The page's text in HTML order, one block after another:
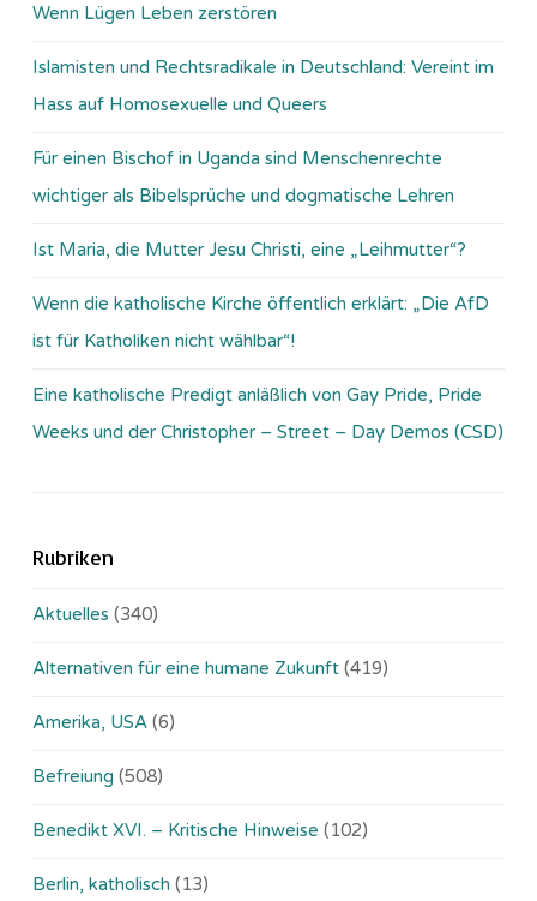
Wenn Lügen Leben zerstören
Islamisten und Rechtsradikale in Deutschland: Vereint im
Hass auf Homosexuelle und Queers
Für einen Bischof in Uganda sind Menschenrechte
wichtiger als Bibelsprüche und dogmatische Lehren
Ist Maria, die Mutter Jesu Christi, eine „Leihmutter“?
Wenn die katholische Kirche öffentlich erklärt: „Die AfD
ist für Katholiken nicht wählbar“!
Eine katholische Predigt anläßlich von Gay Pride, Pride
Weeks und der Christopher – Street – Day Demos (CSD)
Rubriken
Aktuelles (340)
Alternativen für eine humane Zukunft (419)
Amerika, USA (6)
Befreiung (508)
Benedikt XVI. – Kritische Hinweise (102)
Berlin, katholisch (13)